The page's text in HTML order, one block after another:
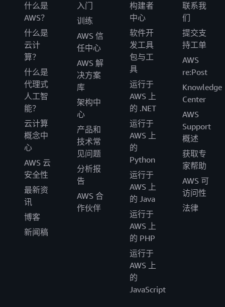
什么是
AWS？
什么是
云计
算？
什么是
代理式
人工智
能？
云计算
概念中
心
AWS 云
安全性
最新资
讯
博客
新闻稿
入门
训练
AWS 信
任中心
AWS 解
决方案
库
架构中
心
产品和
技术常
见问题
分析报
告
AWS 合
作伙伴
构建者
中心
软件开
发工具
包与工
具
运行于
AWS 上
的 .NET
运行于
AWS 上
的
Python
运行于
AWS 上
的 Java
运行于
AWS 上
的 PHP
运行于
AWS 上
的
JavaScript
联系我
们
提交支
持工单
AWS
re:Post
Knowledge
Center
AWS
Support
概述
获取专
家帮助
AWS 可
访问性
法律